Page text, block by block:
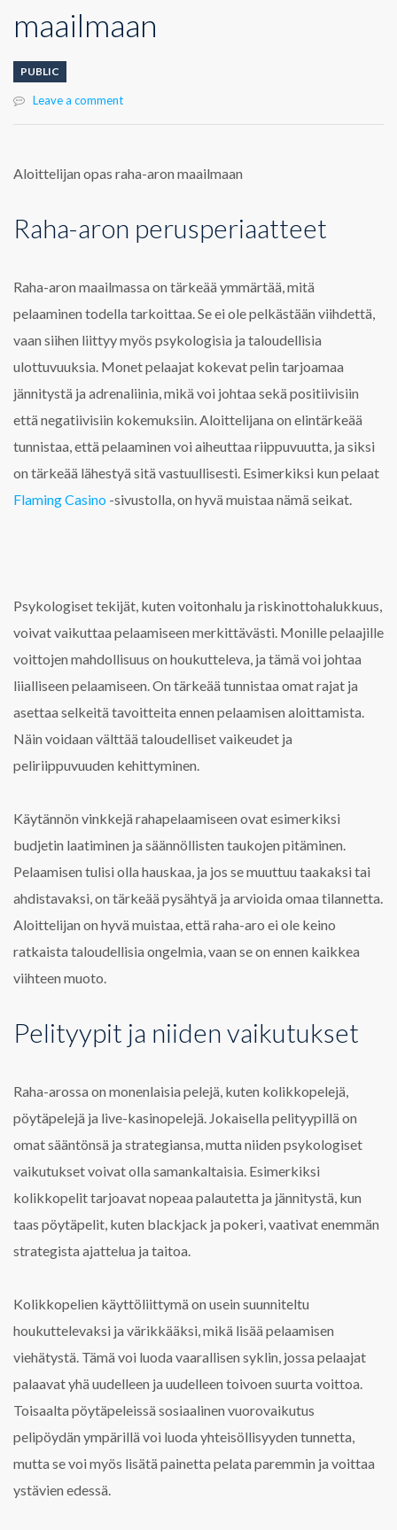
maailmaan
PUBLIC
Leave a comment
Aloittelijan opas raha-aron maailmaan
Raha-aron perusperiaatteet
Raha-aron maailmassa on tärkeää ymmärtää, mitä
pelaaminen todella tarkoittaa. Se ei ole pelkästään viihdettä,
vaan siihen liittyy myös psykologisia ja taloudellisia
ulottuvuuksia. Monet pelaajat kokevat pelin tarjoamaa
jännitystä ja adrenaliinia, mikä voi johtaa sekä positiivisiin
että negatiivisiin kokemuksiin. Aloittelijana on elintärkeää
tunnistaa, että pelaaminen voi aiheuttaa riippuvuutta, ja siksi
on tärkeää lähestyä sitä vastuullisesti. Esimerkiksi kun pelaat
Flaming Casino -sivustolla, on hyvä muistaa nämä seikat.
Psykologiset tekijät, kuten voitonhalu ja riskinottohalukkuus,
voivat vaikuttaa pelaamiseen merkittävästi. Monille pelaajille
voittojen mahdollisuus on houkutteleva, ja tämä voi johtaa
liialliseen pelaamiseen. On tärkeää tunnistaa omat rajat ja
asettaa selkeitä tavoitteita ennen pelaamisen aloittamista.
Näin voidaan välttää taloudelliset vaikeudet ja
peliriippuvuuden kehittyminen.
Käytännön vinkkejä rahapelaamiseen ovat esimerkiksi
budjetin laatiminen ja säännöllisten taukojen pitäminen.
Pelaamisen tulisi olla hauskaa, ja jos se muuttuu taakaksi tai
ahdistavaksi, on tärkeää pysähtyä ja arvioida omaa tilannetta.
Aloittelijan on hyvä muistaa, että raha-aro ei ole keino
ratkaista taloudellisia ongelmia, vaan se on ennen kaikkea
viihteen muoto.
Pelityypit ja niiden vaikutukset
Raha-arossa on monenlaisia pelejä, kuten kolikkopelejä,
pöytäpelejä ja live-kasinopelejä. Jokaisella pelityypillä on
omat sääntönsä ja strategiansa, mutta niiden psykologiset
vaikutukset voivat olla samankaltaisia. Esimerkiksi
kolikkopelit tarjoavat nopeaa palautetta ja jännitystä, kun
taas pöytäpelit, kuten blackjack ja pokeri, vaativat enemmän
strategista ajattelua ja taitoa.
Kolikkopelien käyttöliittymä on usein suunniteltu
houkuttelevaksi ja värikkääksi, mikä lisää pelaamisen
viehätystä. Tämä voi luoda vaarallisen syklin, jossa pelaajat
palaavat yhä uudelleen ja uudelleen toivoen suurta voittoa.
Toisaalta pöytäpeleissä sosiaalinen vuorovaikutus
pelipöydän ympärillä voi luoda yhteisöllisyyden tunnetta,
mutta se voi myös lisätä painetta pelata paremmin ja voittaa
ystävien edessä.